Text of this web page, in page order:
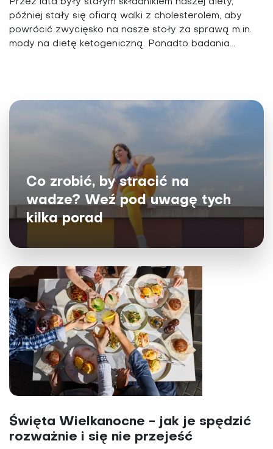
Przez lata były stałym składnikiem naszej diety,
później stały się ofiarą walki z cholesterolem, aby
powrócić zwycięsko na nasze stoły za sprawą m.in.
mody na dietę ketogeniczną. Ponadto badania...
Co zrobić, by stracić na
wadze? Weź pod uwagę tych
kilka porad
Święta Wielkanocne - jak je spędzić
rozważnie i się nie przejeść